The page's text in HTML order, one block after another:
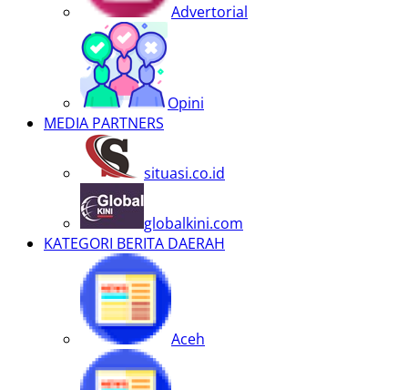
Advertorial
Opini
MEDIA PARTNERS
situasi.co.id
globalkini.com
KATEGORI BERITA DAERAH
Aceh